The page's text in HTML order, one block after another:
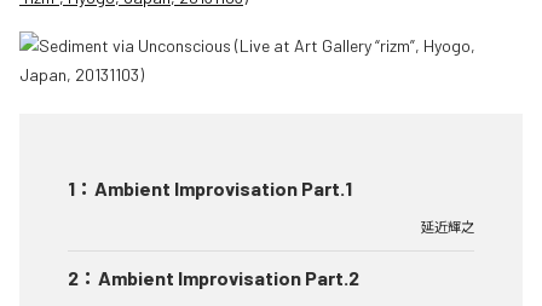
1 ： Ambient Improvisation Part.1
延近輝之
2 ： Ambient Improvisation Part.2